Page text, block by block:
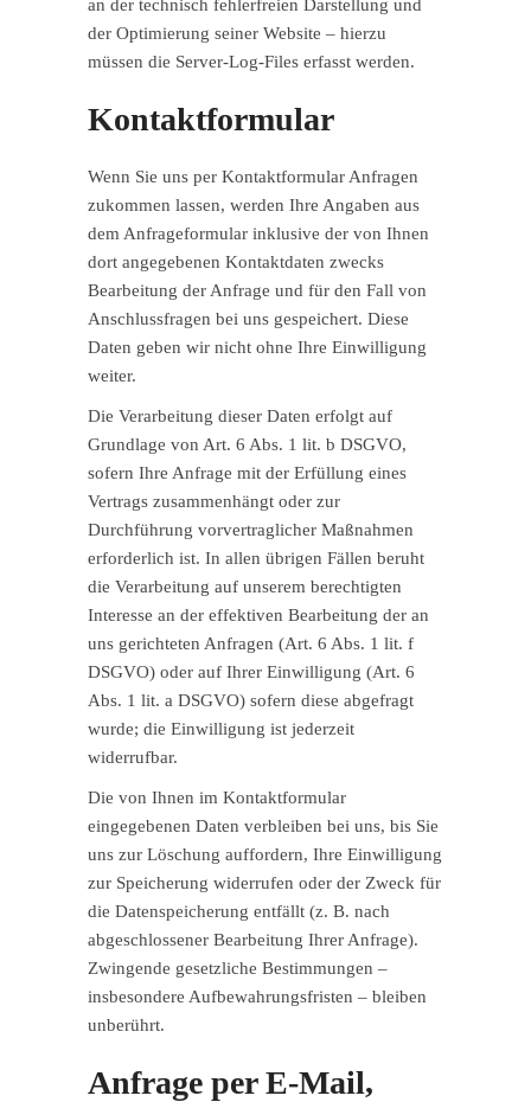
an der technisch fehlerfreien Darstellung und
der Optimierung seiner Website – hierzu
müssen die Server-Log-Files erfasst werden.
Kontaktformular
Wenn Sie uns per Kontaktformular Anfragen
zukommen lassen, werden Ihre Angaben aus
dem Anfrageformular inklusive der von Ihnen
dort angegebenen Kontaktdaten zwecks
Bearbeitung der Anfrage und für den Fall von
Anschlussfragen bei uns gespeichert. Diese
Daten geben wir nicht ohne Ihre Einwilligung
weiter.
Die Verarbeitung dieser Daten erfolgt auf
Grundlage von Art. 6 Abs. 1 lit. b DSGVO,
sofern Ihre Anfrage mit der Erfüllung eines
Vertrags zusammenhängt oder zur
Durchführung vorvertraglicher Maßnahmen
erforderlich ist. In allen übrigen Fällen beruht
die Verarbeitung auf unserem berechtigten
Interesse an der effektiven Bearbeitung der an
uns gerichteten Anfragen (Art. 6 Abs. 1 lit. f
DSGVO) oder auf Ihrer Einwilligung (Art. 6
Abs. 1 lit. a DSGVO) sofern diese abgefragt
wurde; die Einwilligung ist jederzeit
widerrufbar.
Die von Ihnen im Kontaktformular
eingegebenen Daten verbleiben bei uns, bis Sie
uns zur Löschung auffordern, Ihre Einwilligung
zur Speicherung widerrufen oder der Zweck für
die Datenspeicherung entfällt (z. B. nach
abgeschlossener Bearbeitung Ihrer Anfrage).
Zwingende gesetzliche Bestimmungen –
insbesondere Aufbewahrungsfristen – bleiben
unberührt.
Anfrage per E-Mail,